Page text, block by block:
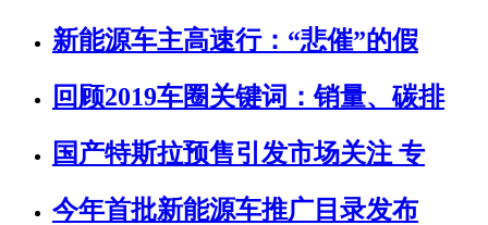
新能源车主高速行：“悲催”的假
回顾2019车圈关键词：销量、碳排
国产特斯拉预售引发市场关注 专
今年首批新能源车推广目录发布